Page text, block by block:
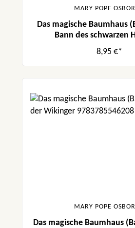
MARY POPE
Das magische Baumhaus
Bann des schwarzen
8,95 €*
MARY POPE
Das magische Baumhaus